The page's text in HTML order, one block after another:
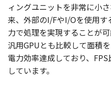
ィングユニットを非常に小
来、外部のI/FやI/Oを使用
力で処理を実現することが可
汎用GPUとも比較して面積
電力効率達成しており、
しています。